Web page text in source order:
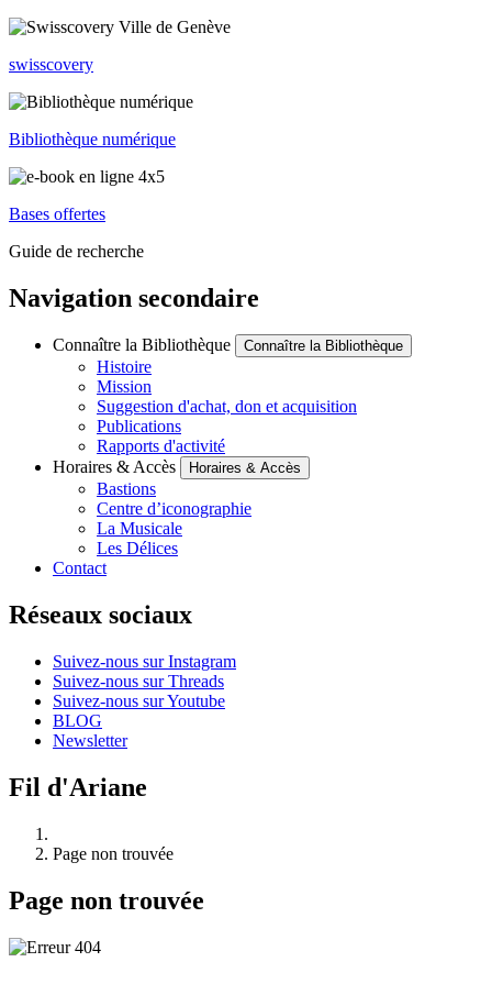
swisscovery
Bibliothèque numérique
Bases offertes
Guide de recherche
Navigation secondaire
Connaître la Bibliothèque Connaître la Bibliothèque
Histoire
Mission
Suggestion d'achat, don et acquisition
Publications
Rapports d'activité
Horaires & Accès
Horaires & Accès
Bastions
Centre d’iconographie
La Musicale
Les Délices
Contact
Réseaux sociaux
Suivez-nous sur Instagram
Suivez-nous sur Threads
Suivez-nous sur Youtube
BLOG
Newsletter
Fil d'Ariane
Page non trouvée
Page non trouvée